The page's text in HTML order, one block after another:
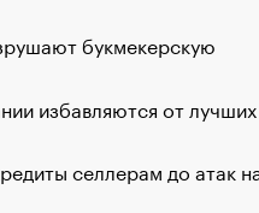
букмекерскую
избавляются от лучших
селлерам до атак